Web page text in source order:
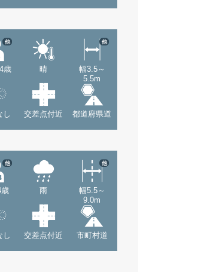
歳
他
晴
幅3.5～
5.5m
他
し 交差点付近 都道府県道
他
雨
幅5.5～
9.0m
他
し 交差点付近 市町村道